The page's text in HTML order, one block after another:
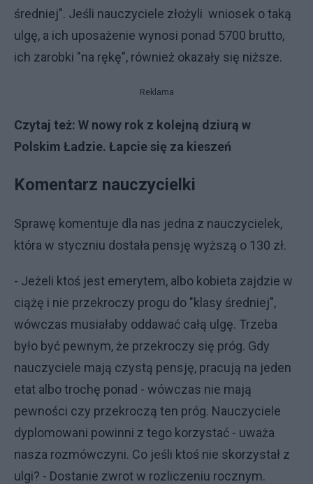
średniej". Jeśli nauczyciele złożyli wniosek o taką
ulgę, a ich uposażenie wynosi ponad 5700 brutto,
ich zarobki "na rękę", również okazały się niższe.
Reklama
Czytaj też: W nowy rok z kolejną dziurą w
Polskim Ładzie. Łapcie się za kieszeń
Komentarz nauczycielki
Sprawę komentuje dla nas jedna z nauczycielek,
która w styczniu dostała pensję wyższą o 130 zł.
- Jeżeli ktoś jest emerytem, albo kobieta zajdzie w
ciążę i nie przekroczy progu do "klasy średniej",
wówczas musiałaby oddawać całą ulgę. Trzeba
było być pewnym, że przekroczy się próg. Gdy
nauczyciele mają czystą pensję, pracują na jeden
etat albo trochę ponad - wówczas nie mają
pewności czy przekroczą ten próg. Nauczyciele
dyplomowani powinni z tego korzystać - uważa
nasza rozmówczyni. Co jeśli ktoś nie skorzystał z
ulgi? - Dostanie zwrot w rozliczeniu rocznym.